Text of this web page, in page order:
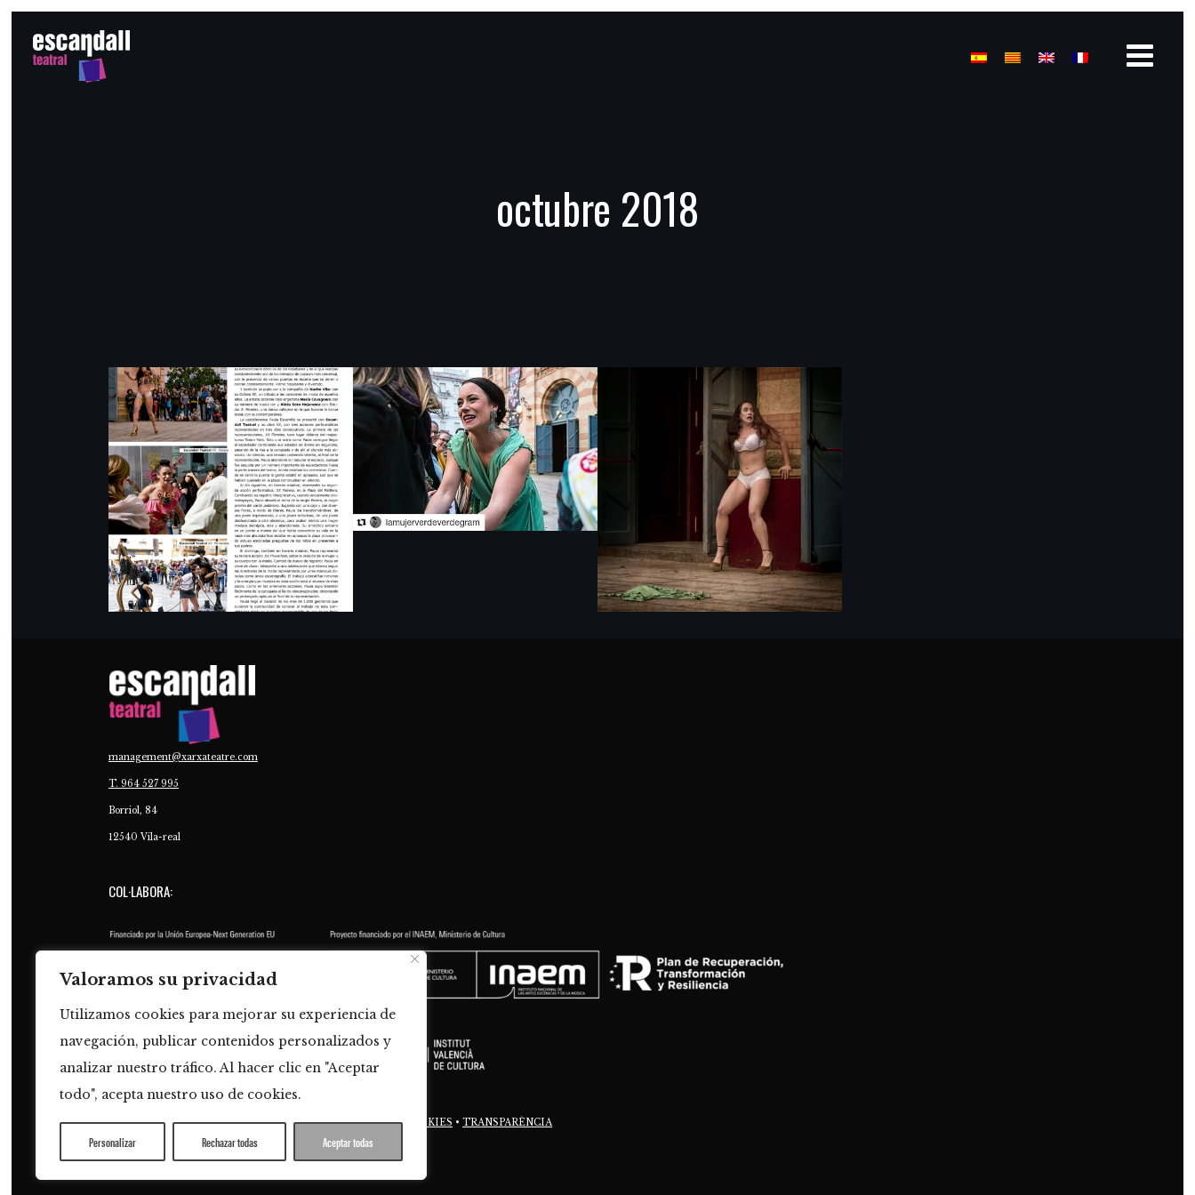
Valoramos su privacidad
Utilizamos cookies para mejorar su experiencia de
navegación, publicar contenidos personalizados y
analizar nuestro tráfico. Al hacer clic en "Aceptar
todo", acepta nuestro uso de cookies.
Personalizar Rechazar todas Aceptar todas
octubre 2018
FIT de Cádiz.
PRENSA
FIT de Cádiz. FIT de Cádiz.
PRENSA
management@xarxateatre.com
T. ‭964 527 995
Borriol, 84
12540 Vila-real
COL·LABORA:
AVÍS LEGAL •POLÍTICA DE PRIVACITAT•POLÍTICA DE COOKIES • TRANSPARÈNCIA